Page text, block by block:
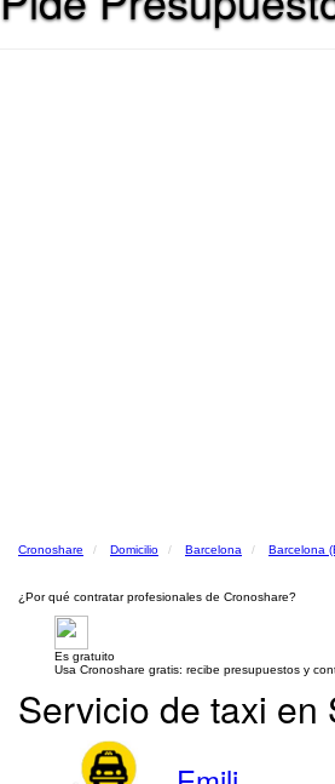
Cronoshare Domicilio Barcelona Barcelona
¿Por qué contratar profesionales de Cronoshare?
Es gratuito
Usa Cronoshare gratis: recibe presupuestos y
Servicio de taxi en